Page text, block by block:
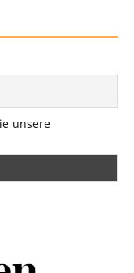
unsere